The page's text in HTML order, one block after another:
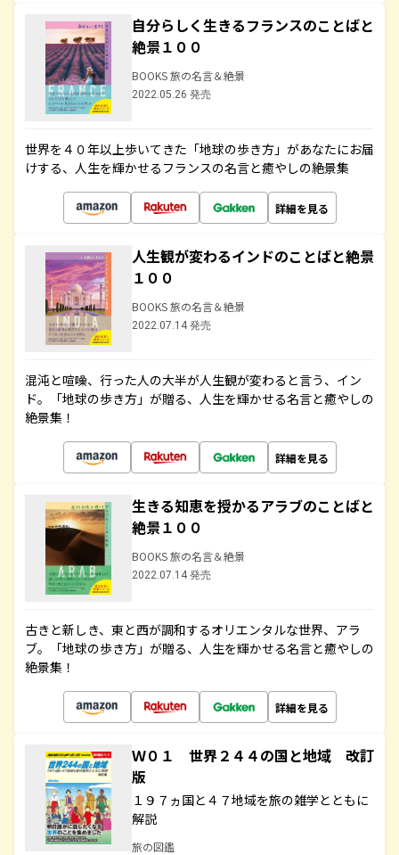
自分らしく生きるフランスのことばと
絶景１００
BOOKS 旅の名言＆絶景
2022.05.26 発売
世界を４０年以上歩いてきた「地球の歩き方」があなたにお届
けする、人生を輝かせるフランスの名言と癒やしの絶景集
詳細を見る
人生観が変わるインドのことばと絶景
１００
BOOKS 旅の名言＆絶景
2022.07.14 発売
混沌と喧噪、行った人の大半が人生観が変わると言う、イン
ド。「地球の歩き方」が贈る、人生を輝かせる名言と癒やしの
絶景集！
詳細を見る
生きる知恵を授かるアラブのことばと
絶景１００
BOOKS 旅の名言＆絶景
2022.07.14 発売
古きと新しき、東と西が調和するオリエンタルな世界、アラ
ブ。「地球の歩き方」が贈る、人生を輝かせる名言と癒やしの
絶景集！
詳細を見る
Ｗ０１ 世界２４４の国と地域 改訂
版
１９７ヵ国と４７地域を旅の雑学とともに
解説
旅の図鑑